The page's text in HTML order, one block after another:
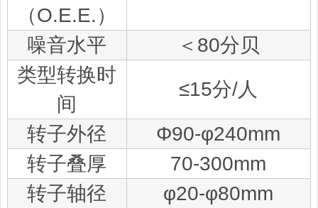
（O.E.E.）
噪音水平
＜80分贝
类型转换时
间
≤15分/人
转子外径
Φ90-φ240mm
转子叠厚
70-300mm
转子轴径
φ20-φ80mm